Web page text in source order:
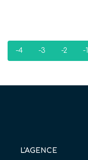
-4 -3 -2 -1
L'AGENCE